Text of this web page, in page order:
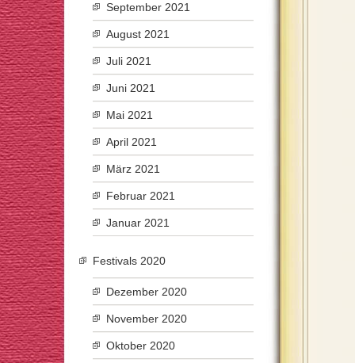
September 2021
August 2021
Juli 2021
Juni 2021
Mai 2021
April 2021
März 2021
Februar 2021
Januar 2021
Festivals 2020
Dezember 2020
November 2020
Oktober 2020